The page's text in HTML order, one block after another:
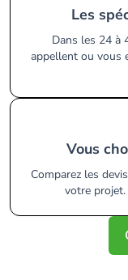
Les
Dans les 24 à
appellent ou vous
Vous
Comparez les
votre projet.